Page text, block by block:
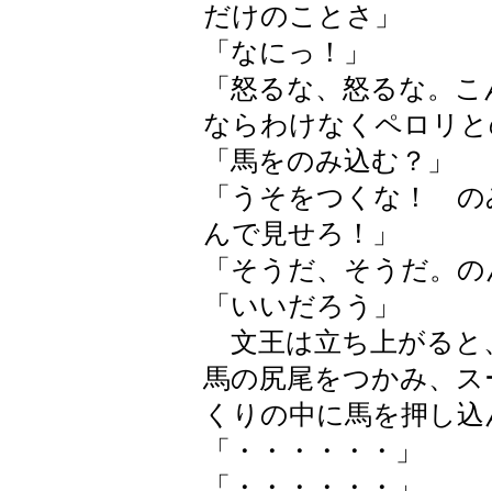
だけのことさ」
「なにっ！」
「怒るな、怒るな。
ならわけなくペロリ
「馬をのみ込む？」
「うそをつくな！
んで見せろ！」
「そうだ、そうだ。
「いいだろう」
文王は立ち上がると
馬の尻尾をつかみ、
くりの中に馬を押し
「・・・・・・」